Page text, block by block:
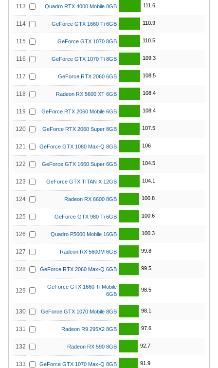
113 Quadro RTX 4000 Mobile 8GB 111.6
114 GeForce GTX 1660 Ti 6GB 110.9
115 GeForce GTX 1070 8GB 110.5
116 GeForce GTX 1070 Ti 8GB 109.3
117 GeForce RTX 2060 6GB 108.5
118 Radeon RX 5600 XT 6GB 108.4
119 GeForce RTX 2060 Mobile 6GB 108.4
120 GeForce RTX 2060 Super 8GB 107.5
121 GeForce GTX 1080 Max-Q 8GB 106
122 GeForce GTX 1660 Super 6GB 104.5
123 GeForce GTX TITAN X 12GB 104.1
124 Radeon RX 6600 8GB 100.8
125 GeForce GTX 980 Ti 6GB 100.6
126 Quadro P5000 Mobile 16GB 100.3
127 Radeon RX 5600M 6GB 99.8
128 GeForce RTX 2060 Max-Q 6GB 99.5
129
GeForce GTX 1660 Ti Mobile
6GB
98.5
130 GeForce GTX 1070 Mobile 8GB 98.1
131 Radeon R9 295X2 8GB 97.6
132 Radeon RX 590 8GB 92.7
133 GeForce GTX 1070 Max-Q 8GB 91.9